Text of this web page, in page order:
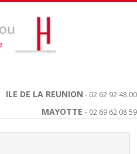
ILE DE LA REUNION - 02 62 92 48 00
MAYOTTE - 02 69 62 08 59